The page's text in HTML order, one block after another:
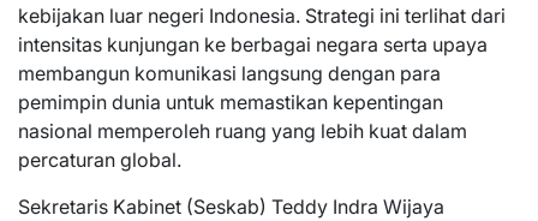
kebijakan luar negeri Indonesia. Strategi ini terlihat dari
intensitas kunjungan ke berbagai negara serta upaya
membangun komunikasi langsung dengan para
pemimpin dunia untuk memastikan kepentingan
nasional memperoleh ruang yang lebih kuat dalam
percaturan global.
Sekretaris Kabinet (Seskab) Teddy Indra Wijaya